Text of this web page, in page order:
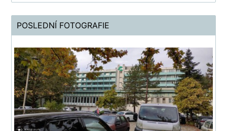
POSLEDNÍ FOTOGRAFIE